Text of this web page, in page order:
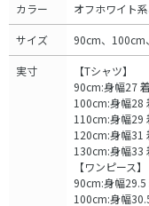
カラー オフホワイト
サイズ 90cm、
実寸
【Tシャツ】
90cm:身幅27
100cm:身幅28
110cm:身幅29
120cm:身幅31
130cm:身幅33
【ワンピース】
90cm:身幅
100cm:身幅